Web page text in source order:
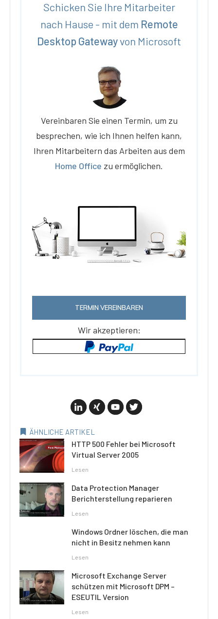
Schicken Sie Ihre Mitarbeiter
nach Hause - mit dem Remote
Desktop Gatewayvon Microsoft
Vereinbaren Sie einen Termin, um zu
besprechen, wie ich Ihnen helfen kann,
Ihren Mitarbeitern das Arbeiten aus dem
Home Office zu ermöglichen.
TERMIN VEREINBAREN
Wir akzeptieren:
ÄHNLICHE ARTIKEL
HTTP 500 Fehler bei Microsoft
Virtual Server 2005
Lesen
Data Protection Manager
Berichterstellung reparieren
Lesen
Windows Ordner löschen, die man
nicht in Besitz nehmen kann
Lesen
Microsoft Exchange Server
schützen mit Microsoft DPM –
ESEUTIL Version
Lesen